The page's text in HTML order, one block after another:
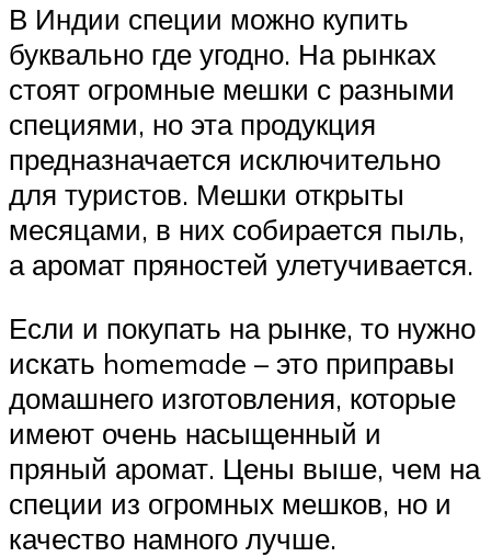
В Индии специи можно купить
буквально где угодно. На рынках
стоят огромные мешки с разными
специями, но эта продукция
предназначается исключительно
для туристов. Мешки открыты
месяцами, в них собирается пыль,
а аромат пряностей улетучивается.
Если и покупать на рынке, то нужно
искать homemade – это приправы
домашнего изготовления, которые
имеют очень насыщенный и
пряный аромат. Цены выше, чем на
специи из огромных мешков, но и
качество намного лучше.